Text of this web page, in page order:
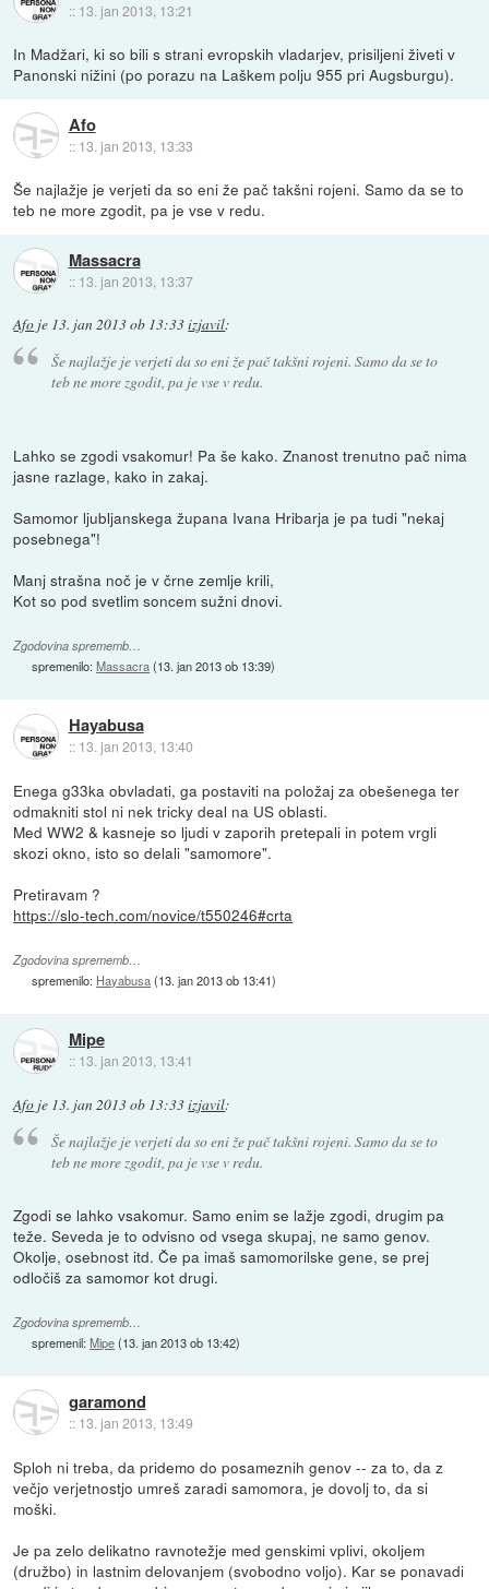
:: 13. jan 2013, 13:21
In Madžari, ki so bili s strani evropskih vladarjev, prisiljeni živeti v
Panonski nižini (po porazu na Laškem polju 955 pri Augsburgu).
Afo
:: 13. jan 2013, 13:33
Še najlažje je verjeti da so eni že pač takšni rojeni. Samo da se to
teb ne more zgodit, pa je vse v redu.
Massacra
:: 13. jan 2013, 13:37
Afo je 13. jan 2013 ob 13:33izjavil:
Še najlažje je verjeti da so eni že pač takšni rojeni. Samo da se to
teb ne more zgodit, pa je vse v redu.
Lahko se zgodi vsakomur! Pa še kako. Znanost trenutno pač nima
jasne razlage, kako in zakaj.
Samomor ljubljanskega župana Ivana Hribarja je pa tudi "nekaj
posebnega"!
Manj strašna noč je v črne zemlje krili,
Kot so pod svetlim soncem sužni dnovi.
Zgodovina sprememb…
spremenilo:Massacra(13. jan 2013 ob 13:39)
Hayabusa
:: 13. jan 2013, 13:40
Enega g33ka obvladati, ga postaviti na položaj za obešenega ter
odmakniti stol ni nek tricky deal na US oblasti.
Med WW2 & kasneje so ljudi v zaporih pretepali in potem vrgli
skozi okno, isto so delali "samomore".
Pretiravam ?
https://slo-tech.com/novice/t550246#crta
Zgodovina sprememb…
spremenilo: Hayabusa(13. jan 2013 ob 13:41)
Mipe
:: 13. jan 2013, 13:41
Afo je 13. jan 2013 ob 13:33izjavil:
Še najlažje je verjeti da so eni že pač takšni rojeni. Samo da se to
teb ne more zgodit, pa je vse v redu.
Zgodi se lahko vsakomur. Samo enim se lažje zgodi, drugim pa
teže. Seveda je to odvisno od vsega skupaj, ne samo genov.
Okolje, osebnost itd. Če pa imaš samomorilske gene, se prej
odločiš za samomor kot drugi.
Zgodovina sprememb…
spremenil:Mipe(13. jan 2013 ob 13:42)
garamond
:: 13. jan 2013, 13:49
Sploh ni treba, da pridemo do posameznih genov -- za to, da z
večjo verjetnostjo umreš zaradi samomora, je dovolj to, da si
moški.
Je pa zelo delikatno ravnotežje med genskimi vplivi, okoljem
(družbo) in lastnim delovanjem (svobodno voljo). Kar se ponavadi